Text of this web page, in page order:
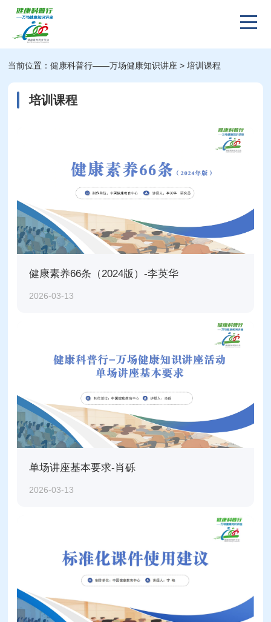
当前位置：健康科普行——万场健康知识讲座 > 培训课程
培训课程
健康素养66条（2024版）-李英华
2026-03-13
单场讲座基本要求-肖砾
2026-03-13